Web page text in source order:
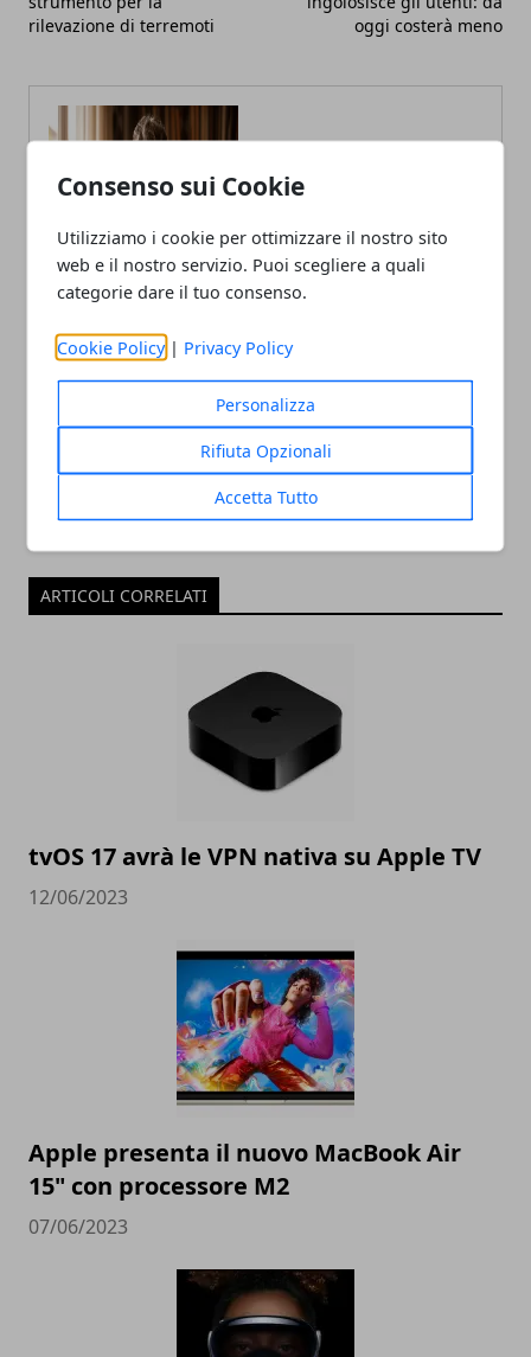
Consenso sui Cookie
Utilizziamo i cookie per ottimizzare il nostro sito
web e il nostro servizio. Puoi scegliere a quali
categorie dare il tuo consenso.
Cookie Policy | Privacy Policy
Personalizza
Rifiuta Opzionali
Accetta Tutto
rilevazione di terremoti
oggi costerà meno
Claudio Banfi
Laureato in Informatica scrive con
passione notizie dal mondo della
ultime novità dal mondo.
ARTICOLI CORRELATI
tvOS 17 avrà le VPN nativa su Apple TV
12/06/2023
Apple presenta il nuovo MacBook Air
15" con processore M2
07/06/2023